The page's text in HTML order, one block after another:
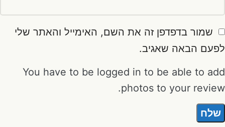
שמור בדפדפן זה את השם, האימייל והאתר שלי
לפעם הבאה שאגיב.
You have to be logged in to be able to add
photos to your review.